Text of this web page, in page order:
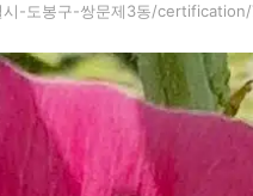
-도봉구-쌍문제3동/